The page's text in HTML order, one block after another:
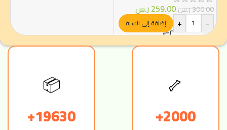
306.00ر.س259.00ر.س
-
+ إضافة إلى السلة
🦴
2000+
📦
19630+